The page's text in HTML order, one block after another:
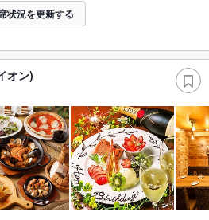
状況を更新する
オン)